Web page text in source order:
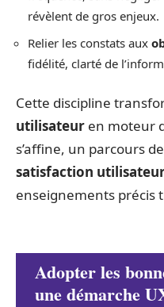
révèlent de gros enjeux.
Relier les constats aux
fidélité, clarté de
Cette discipline
utilisateur en moteur
s’affine, un parcours
satisfaction
enseignements précis
Adopter les
une démarche